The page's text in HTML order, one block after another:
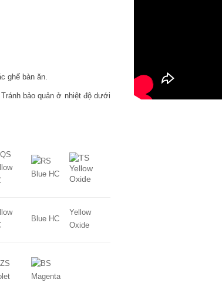
ghế bàn ăn.
bảo quản ở nhiệt độ dưới
Blue HC
Yellow
Oxide